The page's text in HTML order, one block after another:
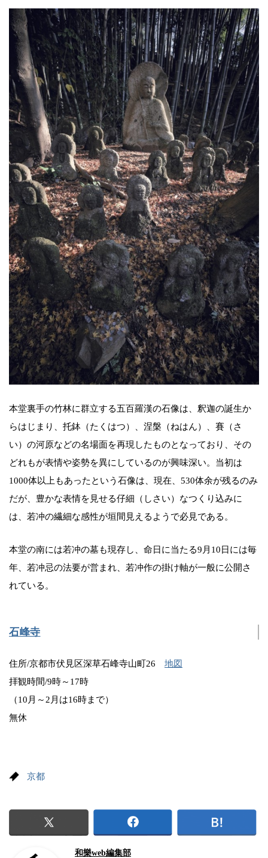
本堂裏手の竹林に群立する五百羅漢の石像は、釈迦の誕生か
らはじまり、托鉢（たくはつ）、涅槃（ねはん）、賽（さ
い）の河原などの名場面を再現したものとなっており、その
どれもが表情や姿勢を異にしているのが興味深い。当初は
1000体以上もあったという石像は、現在、530体余が残るのみ
だが、豊かな表情を見せる仔細（しさい）なつくり込みに
は、若冲の繊細な感性が垣間見えるようで必見である。
本堂の南には若冲の墓も現存し、命日に当たる9月10日には毎
年、若冲忌の法要が営まれ、若冲作の掛け軸が一般に公開さ
れている。
石峰寺
住所/京都市伏見区深草石峰寺山町26 地図
拝観時間/9時～17時
（10月～2月は16時まで）
無休
京都
和樂web編集部